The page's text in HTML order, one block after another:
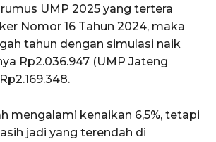
UMP 2025 yang tertera
Nomor 16 Tahun 2024, maka
tahun dengan simulasi naik
Rp2.036.947 (UMP Jateng
mengalami kenaikan 6,5%, tetapi
jadi yang terendah di